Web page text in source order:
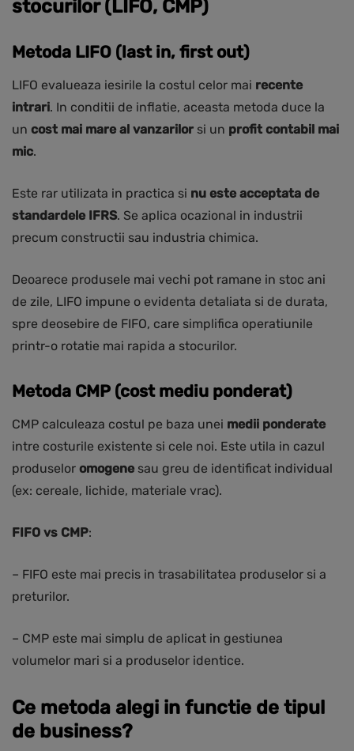
stocurilor (LIFO, CMP)
Metoda LIFO (last in, first out)
LIFO evalueaza iesirile la costul celor mai recente
intrari. In conditii de inflatie, aceasta metoda duce la
un cost mai mare al vanzarilor si un profit contabil mai
mic.
Este rar utilizata in practica si nu este acceptata de
standardele IFRS. Se aplica ocazional in industrii
precum constructii sau industria chimica.
Deoarece produsele mai vechi pot ramane in stoc ani
de zile, LIFO impune o evidenta detaliata si de durata,
spre deosebire de FIFO, care simplifica operatiunile
printr-o rotatie mai rapida a stocurilor.
Metoda CMP (cost mediu ponderat)
CMP calculeaza costul pe baza unei medii ponderate
intre costurile existente si cele noi. Este utila in cazul
produselor omogenesau greu de identificat individual
(ex: cereale, lichide, materiale vrac).
FIFO vs CMP:
– FIFO este mai precis in trasabilitatea produselor si a
preturilor.
– CMP este mai simplu de aplicat in gestiunea
volumelor mari si a produselor identice.
Ce metoda alegi in functie de tipul
de business?